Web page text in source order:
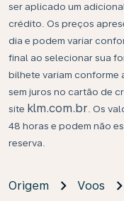
ser aplicado um
crédito. Os preços
dia e podem variar
final ao selecionar sua
bilhete variam conforme
sem juros no cartão de
site klm.com.br . Os
48 horas e podem não
reserva.
Origem Voos